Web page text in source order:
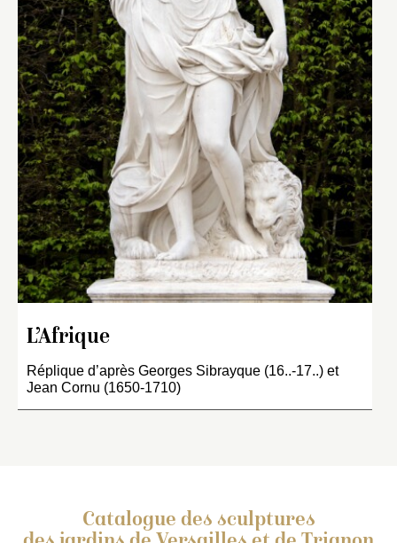
L’Afrique
Réplique d’après Georges Sibrayque (16..-17..) et
Jean Cornu (1650-1710)
Catalogue des sculptures